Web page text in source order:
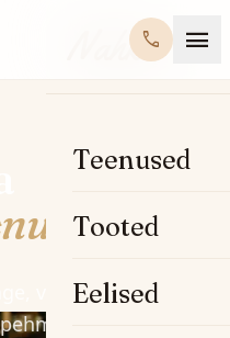
call menu
Nahkur
Teenused
Tooted
Eelised
valmistame moto
-